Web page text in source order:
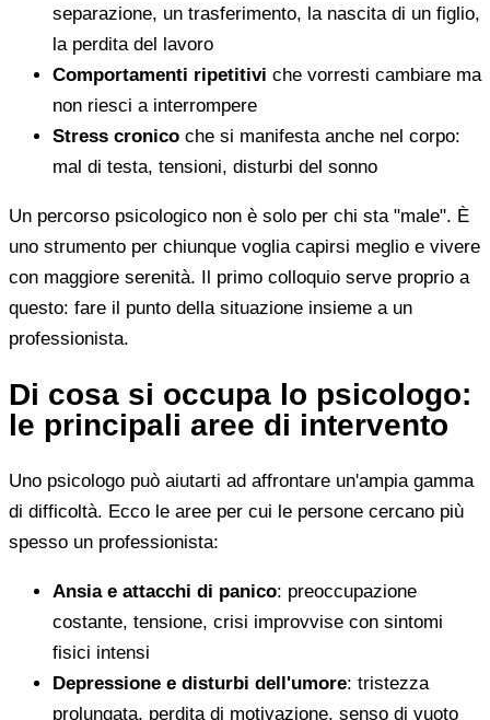
separazione, un trasferimento, la nascita di un figlio,
la perdita del lavoro
Comportamenti ripetitivi che vorresti cambiare ma
non riesci a interrompere
Stress cronico che si manifesta anche nel corpo:
mal di testa, tensioni, disturbi del sonno
Un percorso psicologico non è solo per chi sta "male". È
uno strumento per chiunque voglia capirsi meglio e vivere
con maggiore serenità. Il primo colloquio serve proprio a
questo: fare il punto della situazione insieme a un
professionista.
Di cosa si occupa lo psicologo:
le principali aree di intervento
Uno psicologo può aiutarti ad affrontare un'ampia gamma
di difficoltà. Ecco le aree per cui le persone cercano più
spesso un professionista:
Ansia e attacchi di panico: preoccupazione
costante, tensione, crisi improvvise con sintomi
fisici intensi
Depressione e disturbi dell'umore: tristezza
prolungata, perdita di motivazione, senso di vuoto